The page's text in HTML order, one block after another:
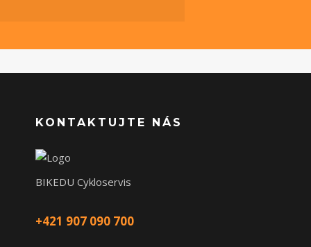
KONTAKTUJTE NÁS
BIKEDU Cykloservis
+421 907 090 700